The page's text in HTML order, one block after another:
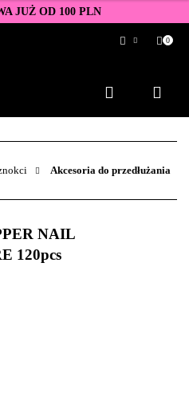
JUŻ OD 100 PLN
Zarejestruj się
Dodaj zgłoszenie
Zgody cookies
0
Akcesoria do przedłużania
NAIL
120pcs